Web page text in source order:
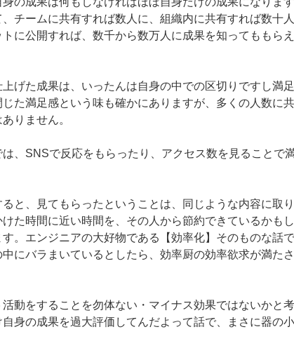
チームに共有すれば数人に、組織内に共有すれば数十
に公開すれば、数千から数万人に成果を知ってももら
げた成果は、いったんは自身の中での区切りですし満
た満足感という味も確かにありますが、多くの人数に
りません。
、SNSで反応をもらったり、アクセス数を見ることで
と、見てもらったということは、同じような内容に取
た時間に近い時間を、その人から節約できているかもし
。エンジニアの大好物である【効率化】そのものな話
にバラまいているとしたら、効率厨の効率欲求が満た
動をすることを勿体ない・マイナス効果ではないかと
身の成果を過大評価してんだよって話で、まさに器の